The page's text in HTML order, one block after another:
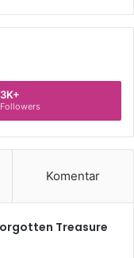
3K+
Followers
Komentar
Treasure